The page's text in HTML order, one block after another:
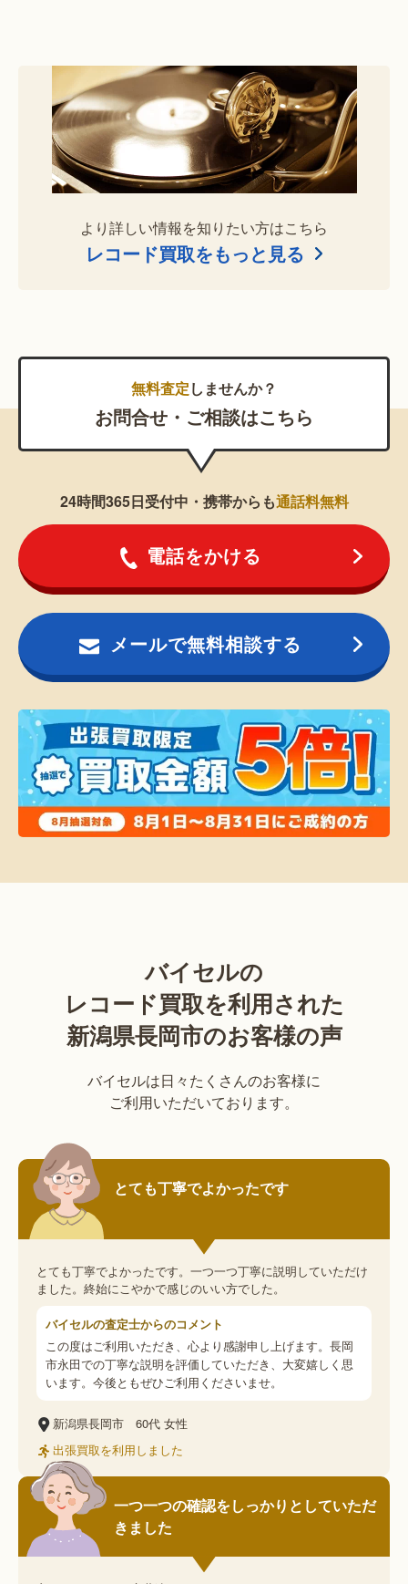
より詳しい情報を知りたい方はこちら
レコード買取をもっと見る
無料査定しませんか？
お問合せ・ご相談はこちら
24時間365日受付中・携帯からも通話料無料
電話をかける
メールで無料相談する
バイセルの
レコード買取を利用された
新潟県長岡市のお客様の声
バイセルは日々たくさんのお客様に
ご利用いただいております。
とても丁寧でよかったです
とても丁寧でよかったです。一つ一つ丁寧に説明していただけ
ました。終始にこやかで感じのいい方でした。
バイセルの査定士からのコメント
この度はご利用いただき、心より感謝申し上げます。長岡
市永田での丁寧な説明を評価していただき、大変嬉しく思
います。今後ともぜひご利用くださいませ。
新潟県長岡市 60代 女性
出張買取を利用しました
一つ一つの確認をしっかりとしていただ
きました